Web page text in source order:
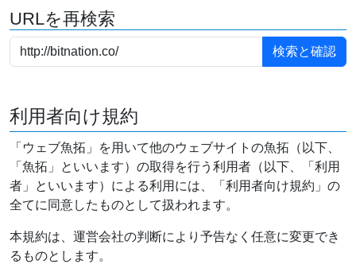
URLを再検索
利用者向け規約
「ウェブ魚拓」を用いて他のウェブサイトの魚拓（以下、
「魚拓」といいます）の取得を行う利用者（以下、「利用
者」といいます）による利用には、「利用者向け規約」の
全てに同意したものとして扱われます。
本規約は、運営会社の判断により予告なく任意に変更でき
るものとします。